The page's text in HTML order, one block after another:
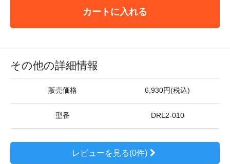
カートに入れる
その他の詳細情報
販売価格 6,930円(税込)
型番 DRL2-010
レビューを見る(0件)